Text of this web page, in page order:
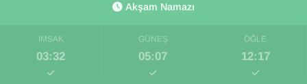
Akşam Namazı
İMSAK
03:32
GÜNEŞ
05:07
ÖĞLE
12:17